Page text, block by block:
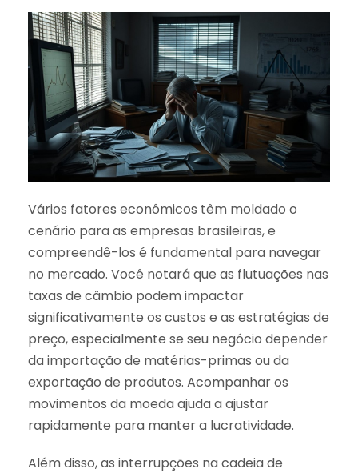
Vários fatores econômicos têm moldado o
cenário para as empresas brasileiras, e
compreendê-los é fundamental para navegar
no mercado. Você notará que as flutuações nas
taxas de câmbio podem impactar
significativamente os custos e as estratégias de
preço, especialmente se seu negócio depender
da importação de matérias-primas ou da
exportação de produtos. Acompanhar os
movimentos da moeda ajuda a ajustar
rapidamente para manter a lucratividade.
Além disso, as interrupções na cadeia de